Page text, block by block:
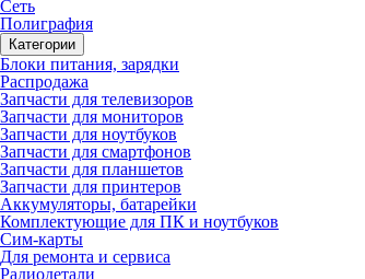
Сеть
Полиграфия
Категории
Блоки питания, зарядки
Распродажа
Запчасти для телевизоров
Запчасти для мониторов
Запчасти для ноутбуков
Запчасти для смартфонов
Запчасти для планшетов
Запчасти для принтеров
Аккумуляторы, батарейки
Комплектующие для ПК и ноутбуков
Сим-карты
Для ремонта и сервиса
Радиодетали